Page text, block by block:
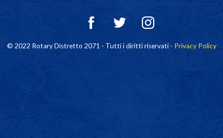
© 2022 Rotary Distretto 2071 - Tutti i diritti riservati - Privacy Policy